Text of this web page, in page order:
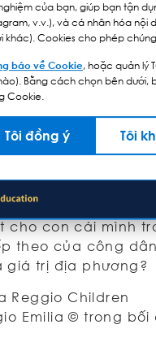
gia vào cộng
người phấn
tôi, để chúng
như bất kỳ ai
chức Hòa bình
dục và xã hội
con cái mình
theo của công
giá trị địa phương?
Reggio Children
Emilia © trong bối
của bạn, giúp bạn tận
v.v.), và cá nhân hóa
khác). Cookies cho phép
báo về Cookie, hoặc quản lý
Bằng cách chọn bên dưới,
Cookie.
Tôi đồng ý Tôi